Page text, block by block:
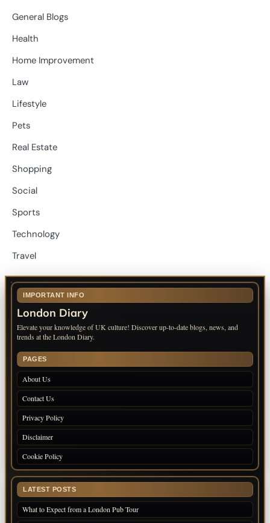
General Blogs
Health
Home Improvement
Law
Lifestyle
Pets
Real Estate
Shopping
Social
Sports
Technology
Travel
IMPORTANT INFO
London Diary
Elevate your knowledge of UK culture! Discover up-to-date blogs, news, and
trends at the London Diary.
PAGES
About Us
Contact Us
Privacy Policy
Disclaimer
Cookie Policy
LATEST POSTS
What to Expect from a London Pub Tour